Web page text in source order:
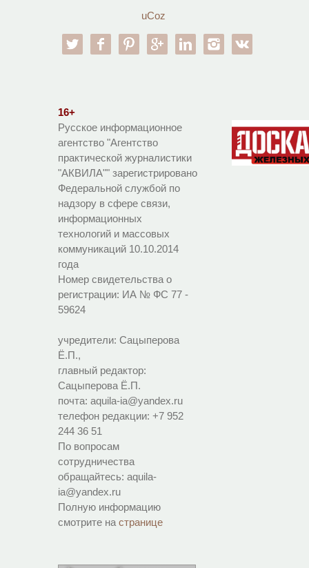
uCoz
twitter facebookpinterestgoogle-pllinkedin instagram
16+
Русское информационное
агентство "Агентство
практической журналистики
"АКВИЛА"" зарегистрировано
Федеральной службой по
надзору в сфере связи,
информационных
технологий и массовых
коммуникаций 10.10.2014
года
Номер свидетельства о
регистрации: ИА № ФС 77 -
59624
учредители: Сацыперова
Ё.П.,
главный редактор:
Сацыперова Ё.П.
почта: aquila-ia@yandex.ru
телефон редакции: +7 952
244 36 51
По вопросам
сотрудничества
обращайтесь: aquila-
ia@yandex.ru
Полную информацию
смотрите на странице